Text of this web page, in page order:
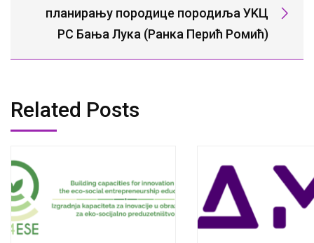
планирању породице породиља УKЦ
РС Бања Лука (Ранка Перић Ромић)
Related Posts